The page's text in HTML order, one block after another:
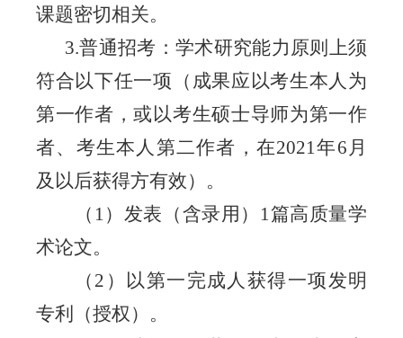
课题密切相关。
3.普通招考 ：学术研究能力原则上须
符合以下任一项（成果应以考生本人为
第一作者，或以考生硕士导师为第一作
者、考生本人第二作者，在2021年6月
及以后获得方有效）。
（ 1）发表（含录用）1篇高质量学
术论文。
（ 2）以第一完成人获得一项发明
专利（授权）。